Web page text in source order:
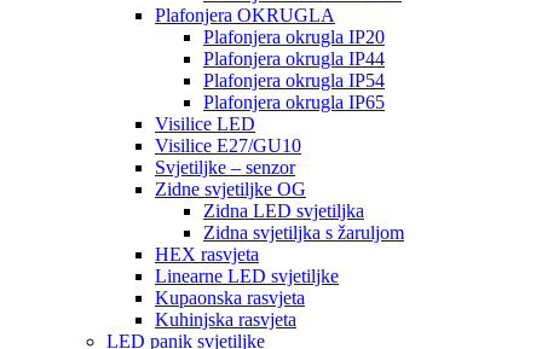
Plafonjera OKRUGLA
Plafonjera okrugla IP20
Plafonjera okrugla IP44
Plafonjera okrugla IP54
Plafonjera okrugla IP65
Visilice LED
Visilice E27/GU10
Svjetiljke – senzor
Zidne svjetiljke OG
Zidna LED svjetiljka
Zidna svjetiljka s žaruljom
HEX rasvjeta
Linearne LED svjetiljke
Kupaonska rasvjeta
Kuhinjska rasvjeta
LED panik svjetiljke